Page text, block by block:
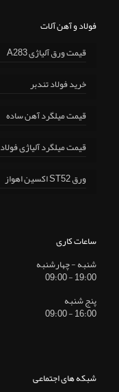
فولاد و آهن آلات
قیمت ورق آلیاژی A283
خرید فولاد تندبر
قیمت میلگرد آهن ساده
قیمت میلگرد آلیاژی فولاد MO40
ورق ST52 اکسین اهواز
ساعات کاری
شنبه - چهارشنبه
19:00 - 09:00
پنج شنبه
16:00 - 09:00
شبکه های اجتماعی